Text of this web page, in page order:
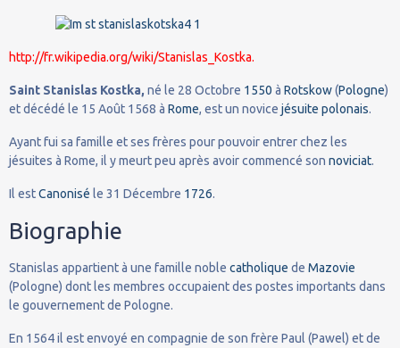
http://fr.wikipedia.org/wiki/Stanislas_Kostka.
Saint Stanislas Kostka, né le 28 Octobre 1550 à Rotskow(Pologne)
et décédé le 15 Août 1568 à Rome, est un novice jésuite polonais.
Ayant fui sa famille et ses frères pour pouvoir entrer chez les
jésuites à Rome, il y meurt peu après avoir commencé son noviciat.
Il estCanonisé le 31 Décembre 1726.
Biographie
Stanislas appartient à une famille noble catholique de Mazovie
(Pologne) dont les membres occupaient des postes importants dans
le gouvernement de Pologne.
En 1564 il est envoyé en compagnie de son frère Paul (Pawel) et de